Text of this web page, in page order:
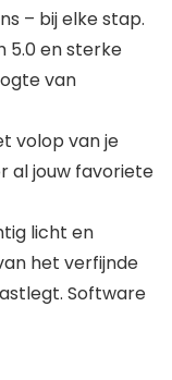
– bij elke stap.
5.0 en sterke
van
volop van je
al jouw favoriete
licht en
het verfijnde
Software